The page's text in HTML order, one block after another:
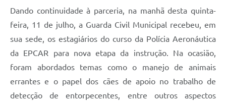
Dando continuidade à parceria, na manhã desta quinta-
feira, 11 de julho, a Guarda Civil Municipal recebeu, em
sua sede, os estagiários do curso da Polícia Aeronáutica
da EPCAR para nova etapa da instrução. Na ocasião,
foram abordados temas como o manejo de animais
errantes e o papel dos cães de apoio no trabalho de
detecção de entorpecentes, entre outros aspectos